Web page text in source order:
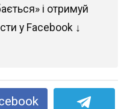
і отримуй
у Facebook ↓